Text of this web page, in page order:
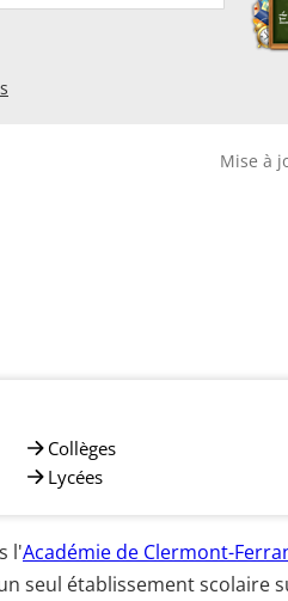
Mise à
Collèges
Lycées
l'Académie de Clermont-
seul établissement scolaire